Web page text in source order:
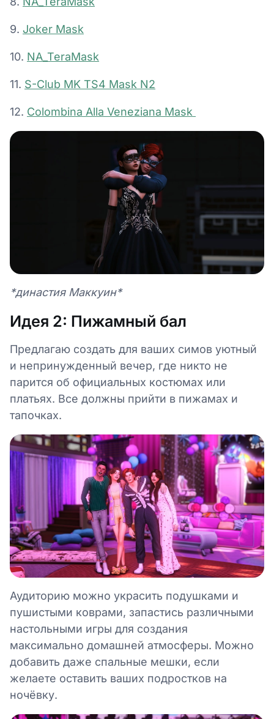
9. Joker Mask
10. NA_TeraMask
11. S-Club MK TS4 Mask N2
12. Colombina Alla Veneziana Mask
*династия Маккуин*
Идея 2: Пижамный бал
Предлагаю создать для ваших симов уютный
и непринужденный вечер, где никто не
парится об официальных костюмах или
платьях. Все должны прийти в пижамах и
тапочках.
Аудиторию можно украсить подушками и
пушистыми коврами, запастись различными
настольными игры для создания
максимально домашней атмосферы. Можно
добавить даже спальные мешки, если
желаете оставить ваших подростков на
ночёвку.